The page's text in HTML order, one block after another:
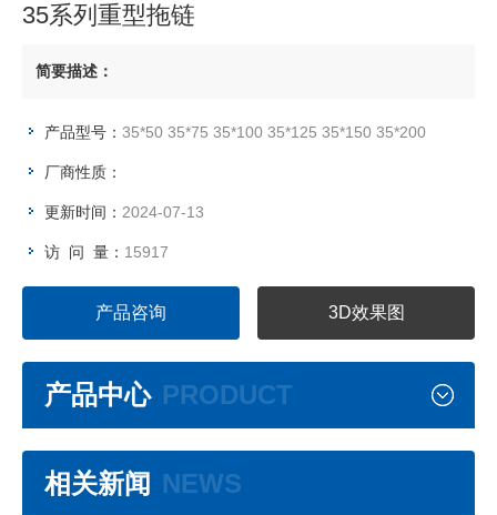
35系列重型拖链
简要描述：
产品型号： 35*50 35*75 35*100 35*125 35*150 35*200
厂商性质：
更新时间： 2024-07-13
访 问 量： 15917
产品咨询 3D效果图
PRODUCT
产品中心
NEWS
相关新闻